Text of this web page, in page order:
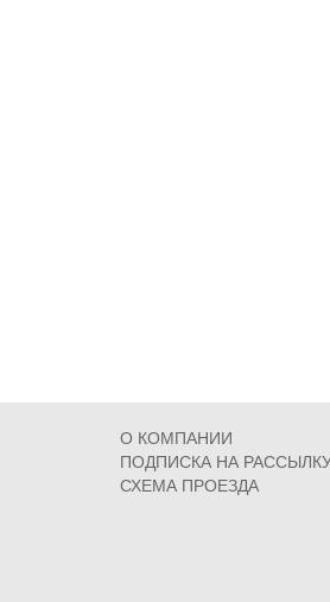
О КОМПАНИИ
ПОДПИСКА НА
СХЕМА ПРОЕЗДА